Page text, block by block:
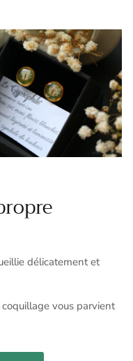
délicatement et
vous parvient